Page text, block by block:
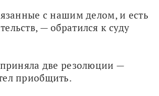
с нашим делом, и есть
— обратился к суду
две резолюции —
приобщить.